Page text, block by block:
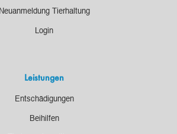
Neuanmeldung Tierhaltung
Login
Leistungen
Entschädigungen
Beihilfen